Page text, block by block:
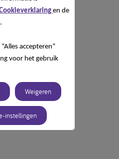
en de
.
accepteren”
voor het gebruik
Weigeren
instellingen